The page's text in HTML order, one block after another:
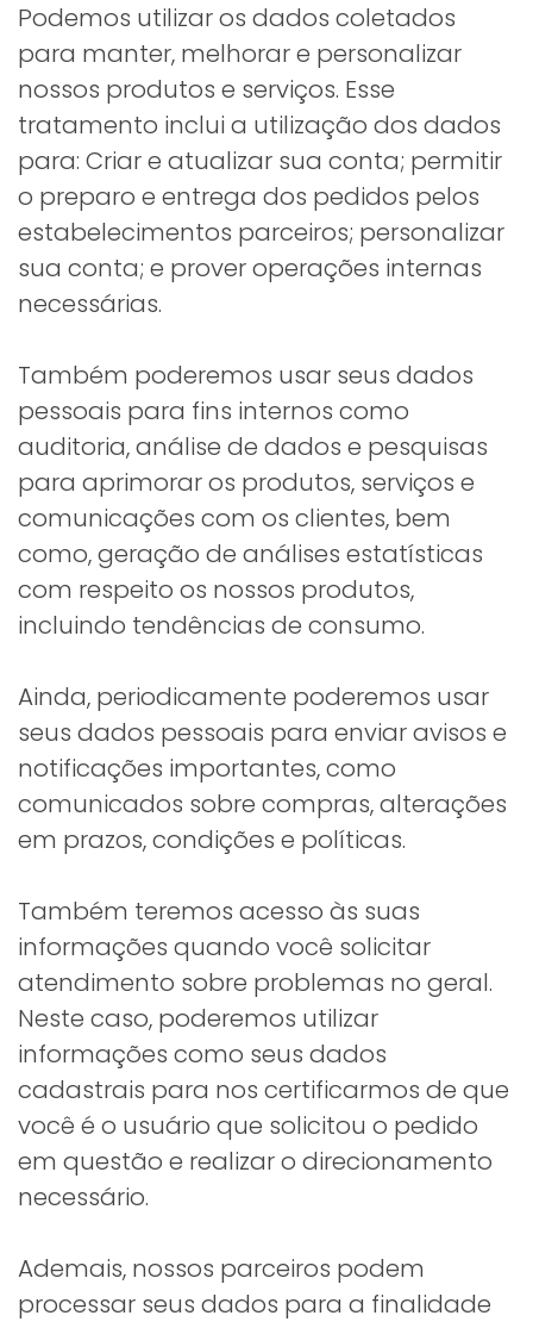
Podemos utilizar os dados coletados
para manter, melhorar e personalizar
nossos produtos e serviços. Esse
tratamento inclui a utilização dos dados
para: Criar e atualizar sua conta; permitir
o preparo e entrega dos pedidos pelos
estabelecimentos parceiros; personalizar
sua conta; e prover operações internas
necessárias.
Também poderemos usar seus dados
pessoais para fins internos como
auditoria, análise de dados e pesquisas
para aprimorar os produtos, serviços e
comunicações com os clientes, bem
como, geração de análises estatísticas
com respeito os nossos produtos,
incluindo tendências de consumo.
Ainda, periodicamente poderemos usar
seus dados pessoais para enviar avisos e
notificações importantes, como
comunicados sobre compras, alterações
em prazos, condições e políticas.
Também teremos acesso às suas
informações quando você solicitar
atendimento sobre problemas no geral.
Neste caso, poderemos utilizar
informações como seus dados
cadastrais para nos certificarmos de que
você é o usuário que solicitou o pedido
em questão e realizar o direcionamento
necessário.
Ademais, nossos parceiros podem
processar seus dados para a finalidade